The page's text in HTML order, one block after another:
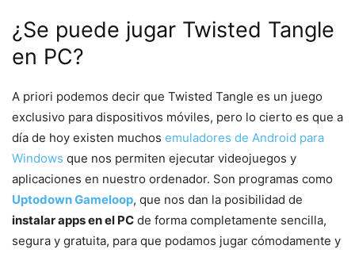
¿Se puede jugar Twisted Tangle
en PC?
A priori podemos decir que Twisted Tangle es un juego
exclusivo para dispositivos móviles, pero lo cierto es que a
día de hoy existen muchos emuladores de Android para
Windows que nos permiten ejecutar videojuegos y
aplicaciones en nuestro ordenador. Son programas como
Uptodown Gameloop, que nos dan la posibilidad de
instalar apps en el PC de forma completamente sencilla,
segura y gratuita, para que podamos jugar cómodamente y